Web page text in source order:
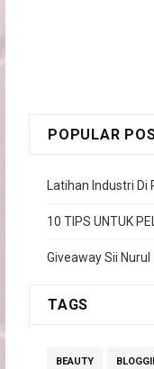
POPULAR
Latihan Industri Di
10 TIPS UNTUK
Giveaway Sii Nurul
TAGS
BEAUTY